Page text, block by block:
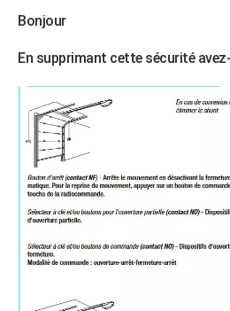
Bonjour
En supprimant cette sécurité